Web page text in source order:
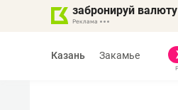
забронируй валюту
Казань Закамье